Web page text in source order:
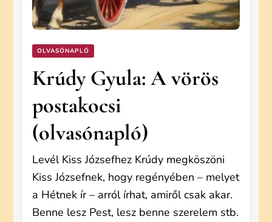
OLVASÓNAPLÓ
Krúdy Gyula: A vörös
postakocsi
(olvasónapló)
Levél Kiss Józsefhez Krúdy megköszöni
Kiss Józsefnek, hogy regényében – melyet
a Hétnek ír – arról írhat, amiről csak akar.
Benne lesz Pest, lesz benne szerelem stb.